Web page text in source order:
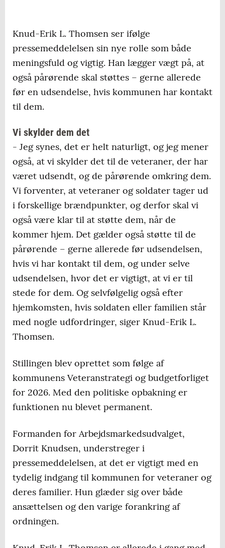
Knud-Erik L. Thomsen ser ifølge
pressemeddelelsen sin nye rolle som både
meningsfuld og vigtig. Han lægger vægt på, at
også pårørende skal støttes – gerne allerede
før en udsendelse, hvis kommunen har kontakt
til dem.
Vi skylder dem det
- Jeg synes, det er helt naturligt, og jeg mener
også, at vi skylder det til de veteraner, der har
været udsendt, og de pårørende omkring dem.
Vi forventer, at veteraner og soldater tager ud
i forskellige brændpunkter, og derfor skal vi
også være klar til at støtte dem, når de
kommer hjem. Det gælder også støtte til de
pårørende – gerne allerede før udsendelsen,
hvis vi har kontakt til dem, og under selve
udsendelsen, hvor det er vigtigt, at vi er til
stede for dem. Og selvfølgelig også efter
hjemkomsten, hvis soldaten eller familien står
med nogle udfordringer, siger Knud-Erik L.
Thomsen.
Stillingen blev oprettet som følge af
kommunens Veteranstrategi og budgetforliget
for 2026. Med den politiske opbakning er
funktionen nu blevet permanent.
Formanden for Arbejdsmarkedsudvalget,
Dorrit Knudsen, understreger i
pressemeddelelsen, at det er vigtigt med en
tydelig indgang til kommunen for veteraner og
deres familier. Hun glæder sig over både
ansættelsen og den varige forankring af
ordningen.